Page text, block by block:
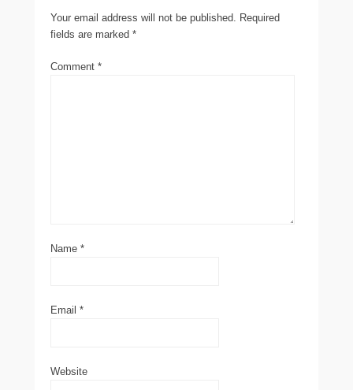
Your email address will not be published. Required
fields are marked *
Comment *
Name *
Email *
Website